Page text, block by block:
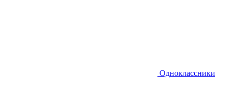
Одноклассники